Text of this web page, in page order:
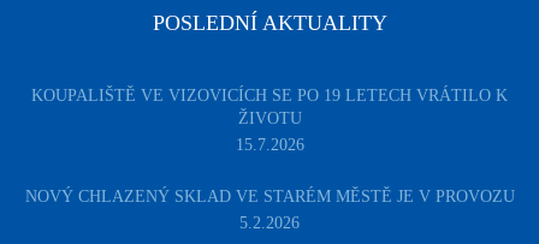
POSLEDNÍ AKTUALITY
KOUPALIŠTĚ VE VIZOVICÍCH SE PO 19 LETECH VRÁTILO K
ŽIVOTU
15.7.2026
NOVÝ CHLAZENÝ SKLAD VE STARÉM MĚSTĚ JE V PROVOZU
5.2.2026